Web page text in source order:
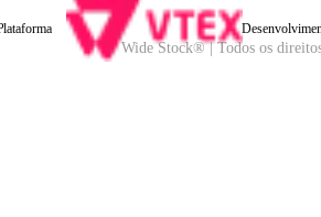
Wide Stock® | Todos os